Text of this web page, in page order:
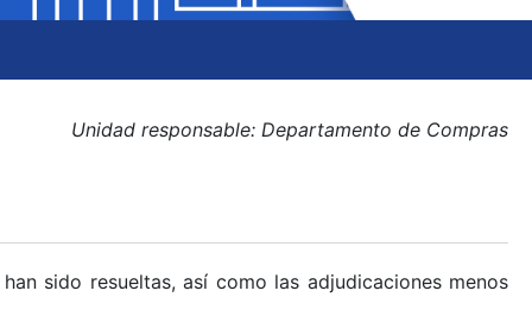
Unidad responsable: Departamento de Compras
sido resueltas, así como las adjudicaciones menos